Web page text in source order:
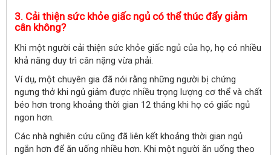
3. Cải thiện sức khỏe giấc ngủ có thể thúc đẩy giảm
cân không?
Khi một người cải thiện sức khỏe giấc ngủ của họ, họ có nhiều
khả năng duy trì cân nặng vừa phải.
Ví dụ, một chuyên gia đã nói rằng những người bị chứng
ngưng thở khi ngủ giảm được nhiều trọng lượng cơ thể và chất
béo hơn trong khoảng thời gian 12 tháng khi họ có giấc ngủ
ngon hơn.
Các nhà nghiên cứu cũng đã liên kết khoảng thời gian ngủ
ngắn hơn để ăn uống nhiều hơn. Khi một người ăn uống theo